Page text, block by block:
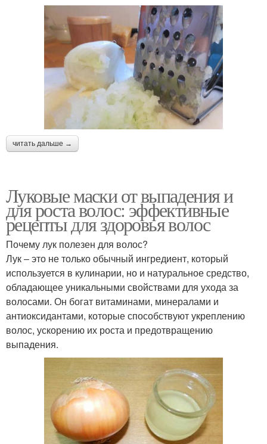
читать дальше →
Луковые маски от выпадения и
для роста волос: эффективные
рецепты для здоровья волос
Почему лук полезен для волос?
Лук – это не только обычный ингредиент, который
используется в кулинарии, но и натуральное средство,
обладающее уникальными свойствами для ухода за
волосами. Он богат витаминами, минералами и
антиоксидантами, которые способствуют укреплению
волос, ускорению их роста и предотвращению
выпадения.